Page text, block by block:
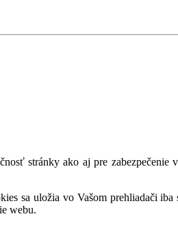
stránky ako aj pre zabezpečenie
sa uložia vo Vašom prehliadači iba
webu.